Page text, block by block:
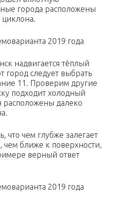
города расположены
2019 года
надвигается тёплый
город следует выбрать
11. Проверим другие
подходит холодный
расположены далеко
что чем глубже залегает
чем ближе к поверхности,
верный ответ
2019 года